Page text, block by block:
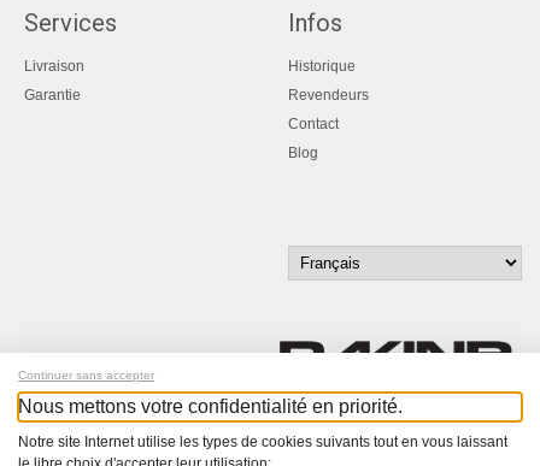
Services
Livraison
Garantie
Infos
Historique
Revendeurs
Contact
Blog
Continuer sans accepter
Nous mettons votre confidentialité en priorité.
Notre site Internet utilise les types de cookies suivants tout en vous laissant